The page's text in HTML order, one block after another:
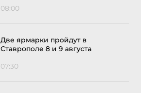
08:00
Две ярмарки пройдут в
Ставрополе 8 и 9 августа
07:30